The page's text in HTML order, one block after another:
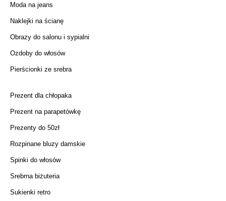
Moda na jeans
Naklejki na ścianę
Obrazy do salonu i sypialni
Ozdoby do włosów
Pierścionki ze srebra
Prezent dla chłopaka
Prezent na parapetówkę
Prezenty do 50zł
Rozpinane bluzy damskie
Spinki do włosów
Srebrna biżuteria
Sukienki retro